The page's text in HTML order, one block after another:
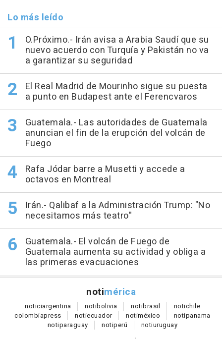
Lo más leído
O.Próximo.- Irán avisa a Arabia Saudí que su
nuevo acuerdo con Turquía y Pakistán no va
a garantizar su seguridad
El Real Madrid de Mourinho sigue su puesta
a punto en Budapest ante el Ferencvaros
Guatemala.- Las autoridades de Guatemala
anuncian el fin de la erupción del volcán de
Fuego
Rafa Jódar barre a Musetti y accede a
octavos en Montreal
Irán.- Qalibaf a la Administración Trump: "No
necesitamos más teatro"
Guatemala.- El volcán de Fuego de
Guatemala aumenta su actividad y obliga a
las primeras evacuaciones
notimérica
noticiargentina notibolivia notibrasil notichile
colombiapress notiecuador notiméxico notipanama
notiparaguay notiperú notiuruguay